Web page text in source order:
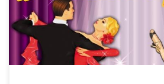
можно купить в кассе ДК с 14.00 —
перерыва и выходных Цена билета: